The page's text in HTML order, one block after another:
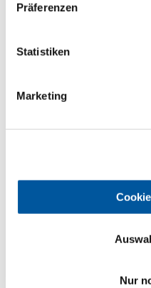
Präferenzen
Statistiken
Marketing
Nur
Ihnen